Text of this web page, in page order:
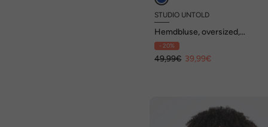
STUDIO UNTOLD
Hemdbluse, oversized,
Schmuckknöpfe
- 20%
49,99€ 39,99€